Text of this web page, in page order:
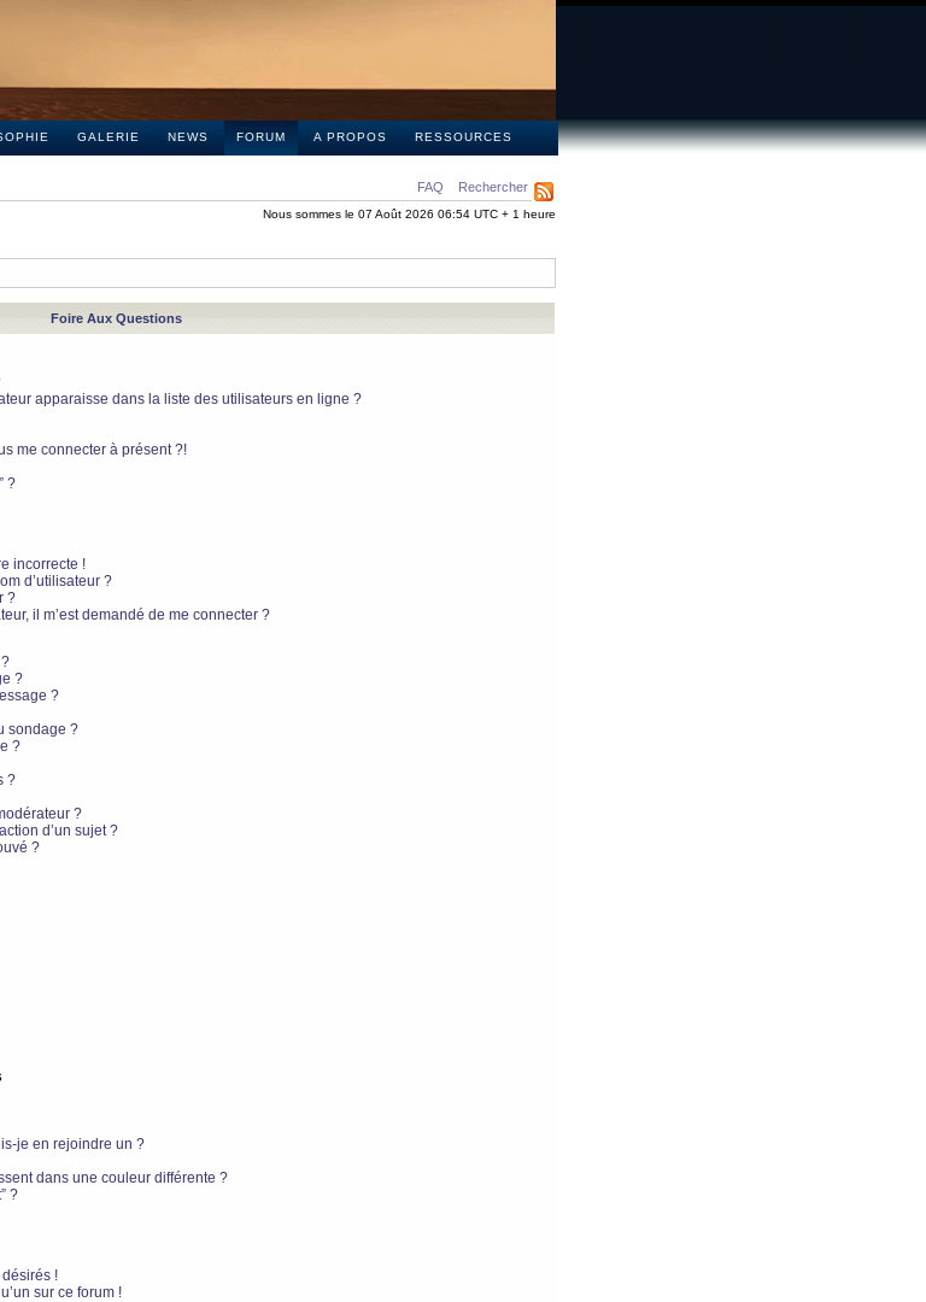
GALERIE NEWS FORUM A PROPOS RESSOURCES
FAQ Rechercher
Nous sommes le 07 Août 2026 06:54 UTC + 1 heure
Foire Aux Questions
apparaisse dans la liste des utilisateurs en ligne ?
me connecter à présent ?!
?
incorrecte !
d’utilisateur ?
?
il m’est demandé de me connecter ?
?
?
sondage ?
?
?
?
d’un sujet ?
?
je en rejoindre un ?
dans une couleur différente ?
?
!
sur ce forum !